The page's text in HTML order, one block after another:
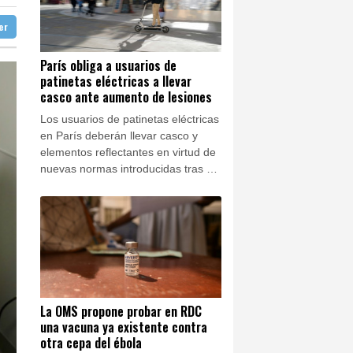
30 °C
30 °C
Buenos Aires
5 °C
14 °C
en su territorio
ídolo mundial
escuela tailandesa
París obliga a usuarios de
patinetas eléctricas a llevar
casco ante aumento de lesiones
Los usuarios de patinetas eléctricas
en París deberán llevar casco y
elementos reflectantes en virtud de
nuevas normas introducidas tras un
relacionadas con estos vehículos de
dos ruedas, informó la policía el
sábado.
La OMS propone probar en RDC
una vacuna ya existente contra
otra cepa del ébola